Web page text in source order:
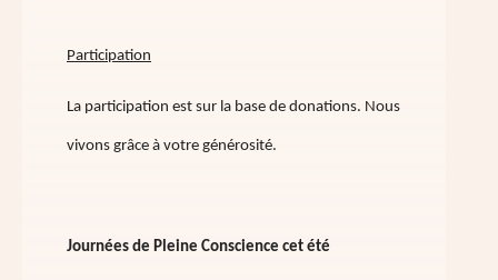
Participation
La participation est sur la base de donations. Nous
vivons grâce à votre générosité.
Journées de Pleine Conscience cet été